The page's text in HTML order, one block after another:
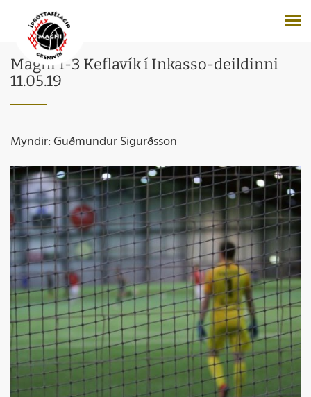
Magni 1-3 Keflavík í Inkasso-deildinni
11.05.19
Myndir: Guðmundur Sigurðsson